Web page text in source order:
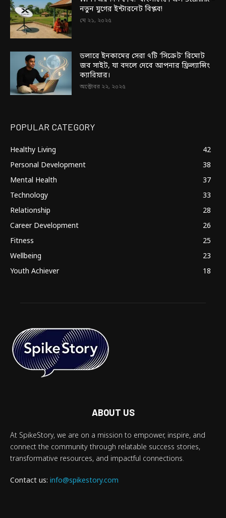
নতুন যুগের ইন্টারনেট বিপ্লব!
মে ২১, ২০২৫
ডলারে ইনকামের সেরা ৭টি ‘সিক্রেট’ রিমোট
জব সাইট, যা বদলে দেবে আপনার ফ্রিল্যান্সিং
ক্যারিয়ার।
অক্টোবর ২২, ২০২৫
POPULAR CATEGORY
Healthy Living
42
Personal Development
38
Mental Health
37
Technology
33
Relationship
28
Career Development
26
Fitness
25
Wellbeing
23
Youth Achiever
18
ABOUT US
At SpikeStory, we are on a mission to empower, inspire, and
connect the community through relatable success stories,
transformative resources, and impactful connections.
Contact us: info@spikestory.com